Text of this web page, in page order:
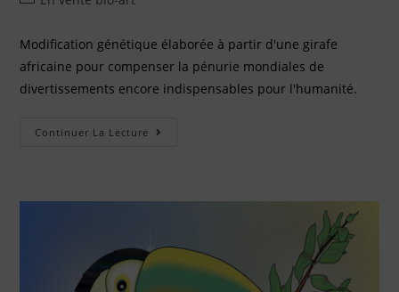
Modification génétique élaborée à partir d'une girafe
africaine pour compenser la pénurie mondiales de
divertissements encore indispensables pour l'humanité.
Continuer La Lecture